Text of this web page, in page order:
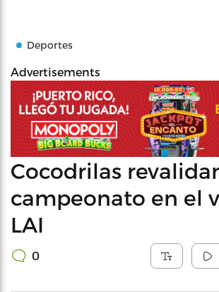
Deportes
Advertisements
Cocodrilas
campeonato en el
LAI
0